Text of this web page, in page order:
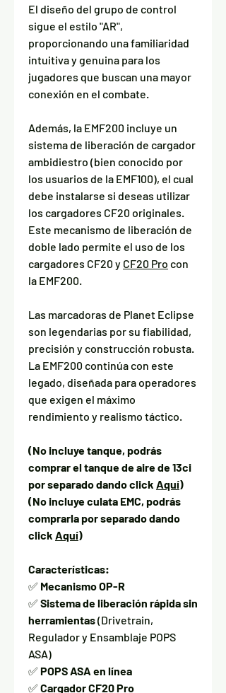
El diseño del grupo de control
sigue el estilo "AR",
proporcionando una familiaridad
intuitiva y genuina para los
jugadores que buscan una mayor
conexión en el combate.
Además, la EMF200 incluye un
sistema de liberación de cargador
ambidiestro (bien conocido por
los usuarios de la EMF100), el cual
debe instalarse si deseas utilizar
los cargadores CF20 originales.
Este mecanismo de liberación de
doble lado permite el uso de los
cargadores CF20 y CF20 Pro con
la EMF200.
Las marcadoras de Planet Eclipse
son legendarias por su fiabilidad,
precisión y construcción robusta.
La EMF200 continúa con este
legado, diseñada para operadores
que exigen el máximo
rendimiento y realismo táctico.
(No incluye tanque, podrás
comprar el tanque de aire de 13ci
por separado dando click Aquí)
(No incluye culata EMC, podrás
comprarla por separado dando
click Aquí)
Características:
✅ Mecanismo OP-R
✅ Sistema de liberación rápida sin
herramientas(Drivetrain,
Regulador y Ensamblaje POPS
ASA)
✅ POPS ASA en línea
✅ Cargador CF20 Pro